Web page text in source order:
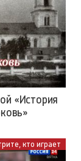
«История
кто играет